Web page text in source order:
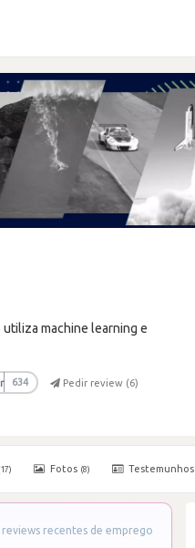
utiliza machine learning e
634 Pedir review (6)
Fotos (8) Testemunhos
reviews recentes de emprego